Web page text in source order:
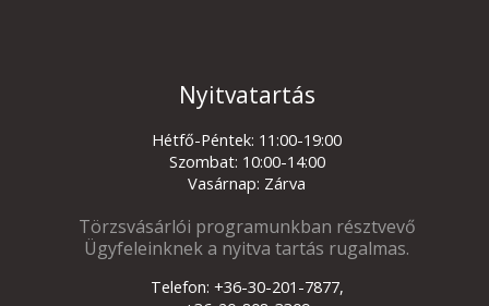
Nyitvatartás
Hétfő-Péntek: 11:00-19:00
Szombat: 10:00-14:00
Vasárnap: Zárva
Törzsvásárlói programunkban résztvevő
Ügyfeleinknek a nyitva tartás rugalmas.
Telefon: +36-30-201-7877,